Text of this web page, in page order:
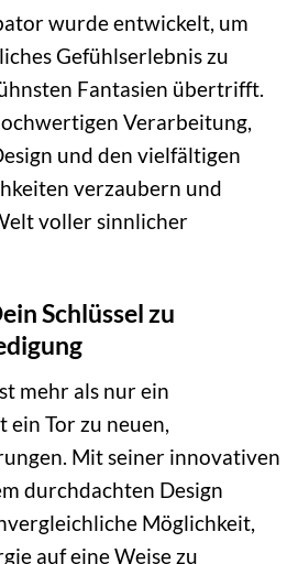
wurde entwickelt, um
Gefühlserlebnis zu
Fantasien übertrifft.
Verarbeitung,
und den vielfältigen
verzaubern und
voller sinnlicher
Schlüssel zu
mehr als nur ein
Tor zu neuen,
Mit seiner innovativen
durchdachten Design
Möglichkeit,
auf eine Weise zu